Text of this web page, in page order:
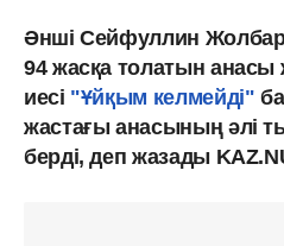
Әнші Сейфуллин
94 жасқа толатын
иесі "Ұйқым келмейді"
жастағы анасының әлі
берді, деп жазады